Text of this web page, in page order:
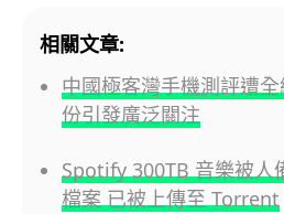
相關文章:
中國極客灣手機測評遭
份引發廣泛關注
Spotify 300TB 音樂被人
檔案 已被上傳至 Torrent